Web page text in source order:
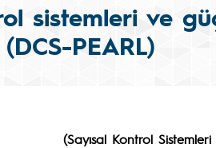
sistemleri ve
PEARL)
(Sayısal Kontrol